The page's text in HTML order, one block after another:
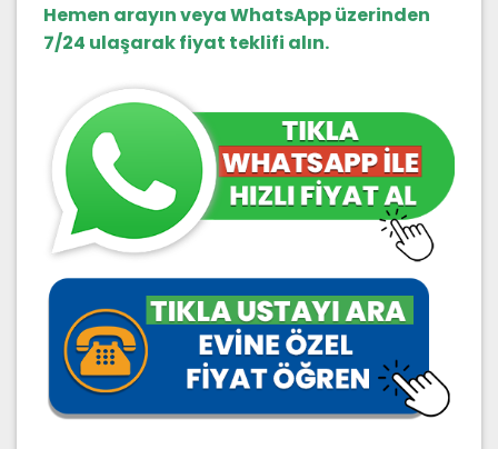
Hemen arayın veya WhatsApp üzerinden
7/24 ulaşarak fiyat teklifi alın.